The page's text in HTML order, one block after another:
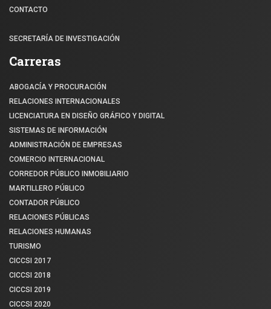
CONTACTO
SECRETARÍA DE INVESTIGACIÓN
Carreras
ABOGACÍA Y PROCURACIÓN
RELACIONES INTERNACIONALES
LICENCIATURA EN DISEÑO GRÁFICO Y DIGITAL
SISTEMAS DE INFORMACIÓN
ADMINISTRACIÓN DE EMPRESAS
COMERCIO INTERNACIONAL
CORREDOR PÚBLICO INMOBILIARIO
MARTILLERO PÚBLICO
CONTADOR PÚBLICO
RELACIONES PÚBLICAS
RELACIONES HUMANAS
TURISMO
CICCSI 2017
CICCSI 2018
CICCSI 2019
CICCSI 2020